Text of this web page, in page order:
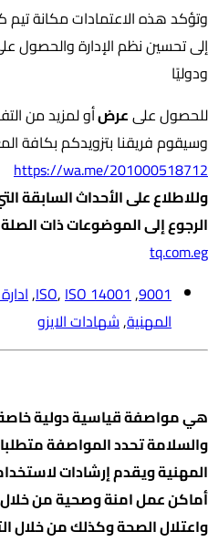
وتؤكد هذه الاعتمادات مكانة
إلى تحسين نظم الإدارة والحصول
ودوليًا
للحصول علىعرضأو لمزيد من
وسيقوم فريقنا بتزويدكم بكافة
https://wa.me/201000518712
وللاطلاع على الأحداث السابقة
الرجوع إلى الموضوعات ذات
tq.com.eg
9001
,
ISO,ISO 14001
,
المهنية,شهادات الايزو
هي مواصفة قياسية دولية خاصة
والسلامة تحدد المواصفة
المهنية ويقدم إرشادات
أماكن عمل امنة وصحية من خلال
واعتلال الصحة وكذلك من خلال